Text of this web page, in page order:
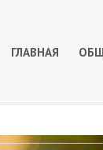
ГЛАВНАЯ